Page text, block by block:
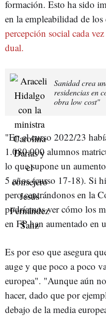
formación. Esto ha sido
en la empleabilidad de
percepción social cada
dual.
Sanidad crea
residencias en
obra low cost"
"En el curso 2022/23
1.080.000 alumnos
lo que supone un
5 años (curso 17-18). Si
pero centrándonos en la
podríamos ver cómo los
en FP han aumentado en
Es por eso que asegura
auge y que poco a poco
europea". "Aunque aún
hacer, dado que por
debajo de la media